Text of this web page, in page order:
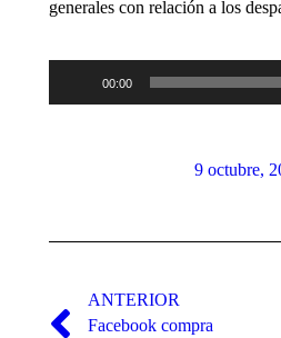
generales con relación a los
audio
00:00
9 octubre,
publicaciones
ANTERIOR
Publicación
Facebook compra